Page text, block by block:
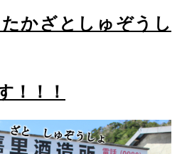
かざとしゅぞうし
！！！